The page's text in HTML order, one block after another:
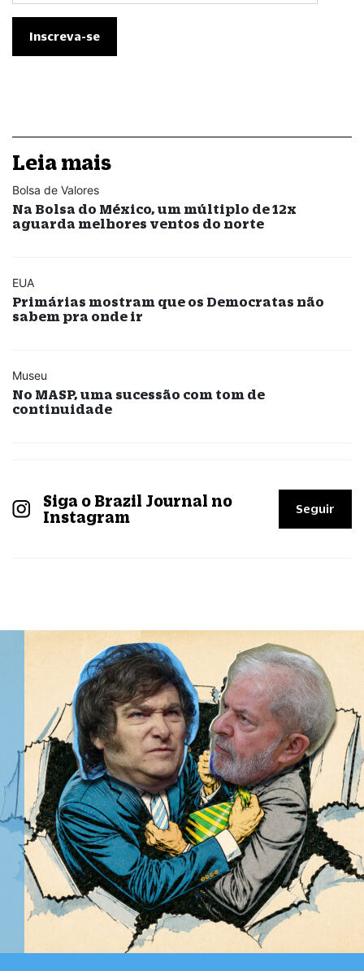
Leia mais
Bolsa de Valores
Na Bolsa do México, um múltiplo de 12x
aguarda melhores ventos do norte
EUA
Primárias mostram que os Democratas não
sabem pra onde ir
Museu
No MASP, uma sucessão com tom de
continuidade
Siga o Brazil Journal no
Instagram
Seguir